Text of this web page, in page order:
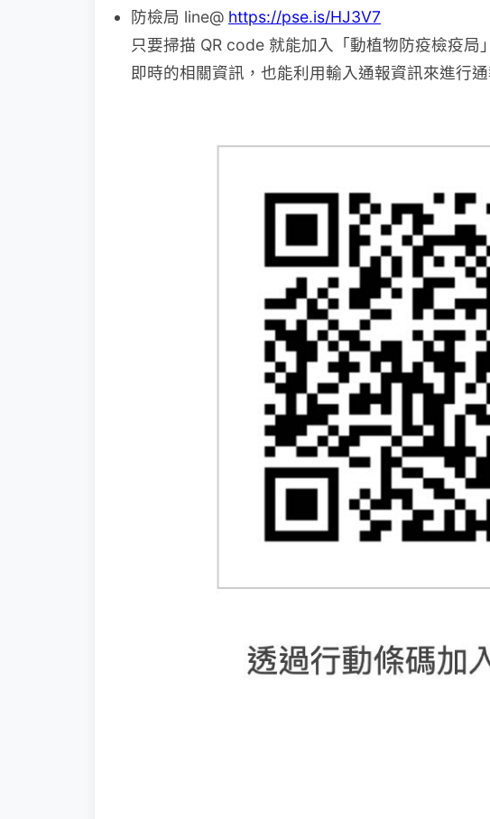
防檢局 line@ https://pse.is/HJ3V7
只要掃描 QR code 就能加入「動植物防疫檢疫局
即時的相關資訊，也能利用輸入通報資訊來進行通